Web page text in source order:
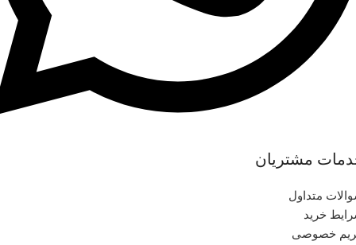
مشتریان
متداول
خرید
خصوصی